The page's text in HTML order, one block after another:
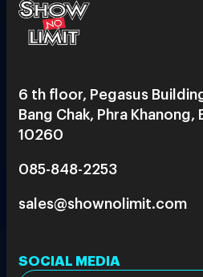
6 th floor, Pegasus
Bang Chak, Phra Khanong,
10260
085-848-2253
sales@shownolimit.com
SOCIAL MEDIA